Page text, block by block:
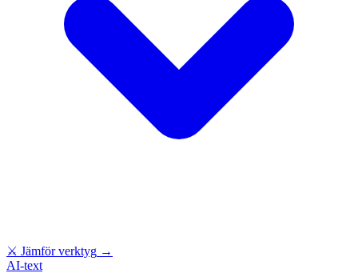
⚔ Jämför verktyg →
AI-text